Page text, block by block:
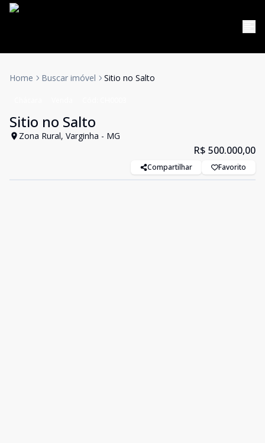
Home Buscar imóvel Sitio no Salto
Sitio no Salto
Zona Rural, Varginha - MG
R$ 500.000,00
Compartilhar Favorito